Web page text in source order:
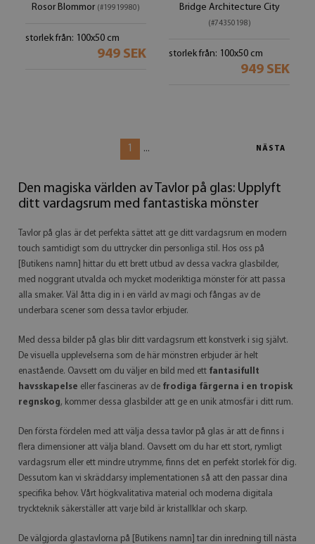
Rosor Blommor (#19919980)
storlek från: 100x50 cm
949 SEK
Bridge Architecture City
(#74350198)
storlek från: 100x50 cm
949 SEK
1 ... NÄSTA
Den magiska världen av Tavlor på glas: Upplyft
ditt vardagsrum med fantastiska mönster
Tavlor på glas är det perfekta sättet att ge ditt vardagsrum en modern
touch samtidigt som du uttrycker din personliga stil. Hos oss på
[Butikens namn] hittar du ett brett utbud av dessa vackra glasbilder,
med noggrant utvalda och mycket moderiktiga mönster för att passa
alla smaker. Väl åtta dig in i en värld av magi och fångas av de
underbara scener som dessa tavlor erbjuder.
Med dessa bilder på glas blir ditt vardagsrum ett konstverk i sig självt.
De visuella upplevelserna som de här mönstren erbjuder är helt
enastående. Oavsett om du väljer en bild med ett fantasifullt
havsskapelse eller fascineras av de frodiga färgerna i en tropisk
regnskog, kommer dessa glasbilder att ge en unik atmosfär i ditt rum.
Den första fördelen med att välja dessa tavlor på glas är att de finns i
flera dimensioner att välja bland. Oavsett om du har ett stort, rymligt
vardagsrum eller ett mindre utrymme, finns det en perfekt storlek för dig.
Dessutom kan vi skräddarsy implementationen så att den passar dina
specifika behov. Vårt högkvalitativa material och moderna digitala
tryckteknik säkerställer att varje bild är kristallklar och skarp.
De välgjorda glastavlorna på [Butikens namn] tar din inredning till nästa